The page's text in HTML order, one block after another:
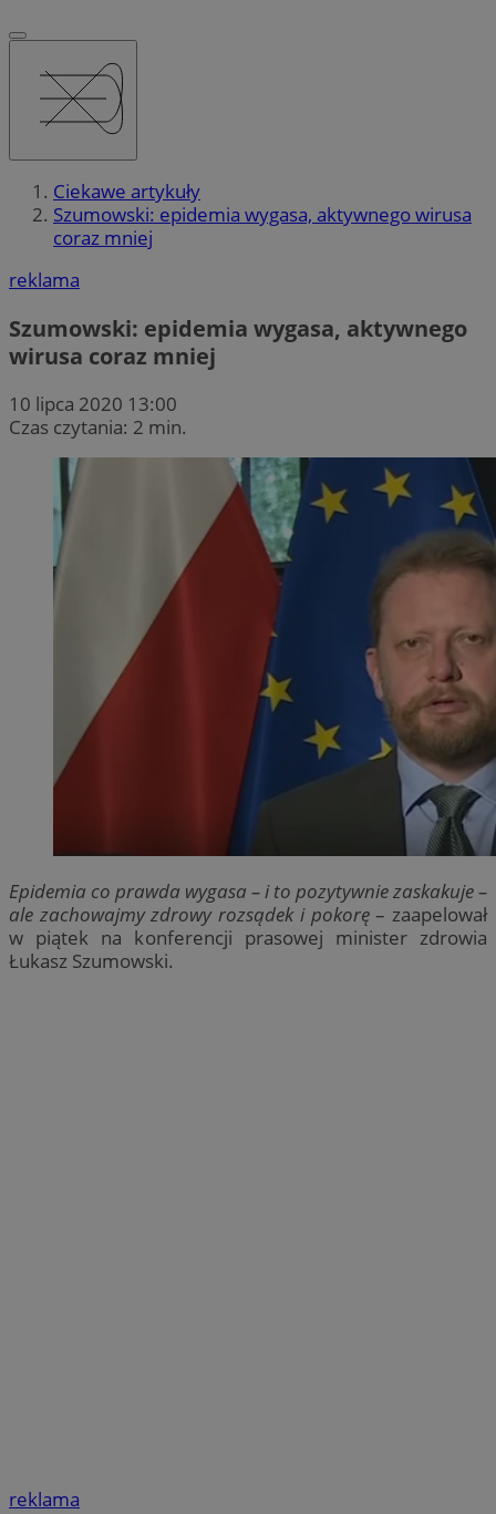
Ciekawe artykuły
Szumowski: epidemia wygasa, aktywnego wirusa
coraz mniej
reklama
Szumowski: epidemia wygasa, aktywnego
wirusa coraz mniej
10 lipca 2020 13:00
Czas czytania: 2 min.
Epidemia co prawda wygasa – i to pozytywnie zaskakuje –
ale zachowajmy zdrowy rozsądek i pokorę– zaapelował
w piątek na konferencji prasowej minister zdrowia
Łukasz Szumowski.
reklama